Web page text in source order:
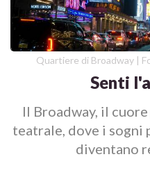
Quartiere di Broadway |
Senti
Il Broadway, il
teatrale, dove i sogni
diventano